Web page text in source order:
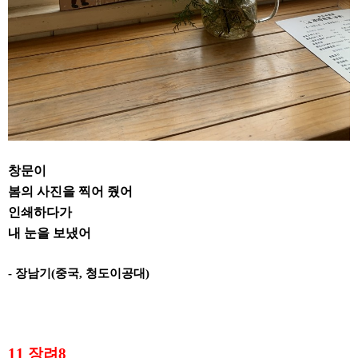
창문이
봄의 사진을 찍어 줬어
인쇄하다가
내 눈을 보냈어
- 장남기 (중국, 청도이공대)
11 장려8